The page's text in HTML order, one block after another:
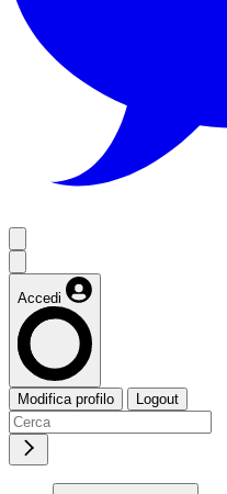
Accedi
Modifica profilo Logout